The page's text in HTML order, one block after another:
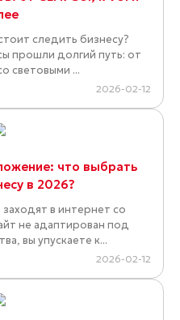
следить бизнесу?
прошли долгий путь: от
световыми ...
2026-02-12
что выбрать
в 2026?
в интернет со
не адаптирован под
вы упускаете к...
2026-02-12